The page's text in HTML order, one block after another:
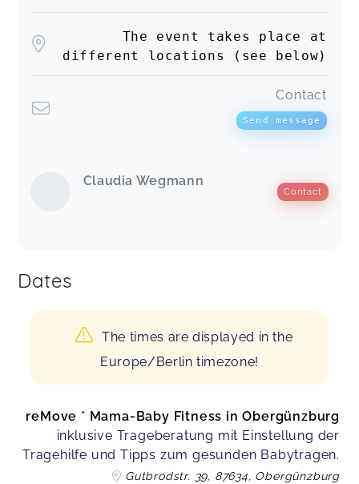
The event takes place at
different locations (see below)
Contact
Send message
Claudia Wegmann
Contact
Dates
The times are displayed in the
Europe/Berlin timezone!
reMove * Mama-Baby Fitness in Obergünzburg
inklusive Trageberatung mit Einstellung der
Tragehilfe und Tipps zum gesunden Babytragen.
Gutbrodstr. 39, 87634, Obergünzburg